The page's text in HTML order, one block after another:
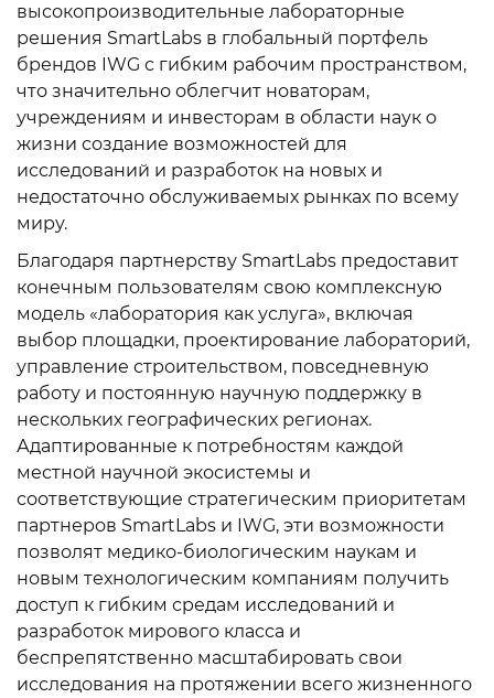
высокопроизводительные лабораторные
решения SmartLabs в глобальный портфель
брендов IWG с гибким рабочим пространством,
что значительно облегчит новаторам,
учреждениям и инвесторам в области наук о
жизни создание возможностей для
исследований и разработок на новых и
недостаточно обслуживаемых рынках по всему
миру.
Благодаря партнерству SmartLabs предоставит
конечным пользователям свою комплексную
модель «лаборатория как услуга», включая
выбор площадки, проектирование лабораторий,
управление строительством, повседневную
работу и постоянную научную поддержку в
нескольких географических регионах.
Адаптированные к потребностям каждой
местной научной экосистемы и
соответствующие стратегическим приоритетам
партнеров SmartLabs и IWG, эти возможности
позволят медико-биологическим наукам и
новым технологическим компаниям получить
доступ к гибким средам исследований и
разработок мирового класса и
беспрепятственно масштабировать свои
исследования на протяжении всего жизненного